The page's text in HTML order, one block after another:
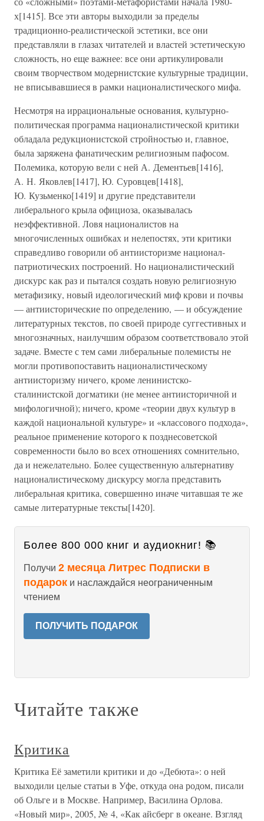
х[1415]. Все эти авторы выходили за пределы
традиционно-реалистической эстетики, все они
представляли в глазах читателей и властей эстетическую
сложность, но еще важнее: все они артикулировали
своим творчеством модернистские культурные традиции,
не вписывавшиеся в рамки националистического мифа.
Несмотря на иррациональные основания, культурно-
политическая программа националистической критики
обладала редукционистской стройностью и, главное,
была заряжена фанатическим религиозным пафосом.
Полемика, которую вели с ней А. Дементьев[1416],
А. Н. Яковлев[1417], Ю. Суровцев[1418],
Ю. Кузьменко[1419] и другие представители
либерального крыла официоза, оказывалась
неэффективной. Ловя националистов на
многочисленных ошибках и нелепостях, эти критики
справедливо говорили об антиисторизме национал-
патриотических построений. Но националистический
дискурс как раз и пытался создать новую религиозную
метафизику, новый идеологический миф крови и почвы
— антиисторические по определению, — и обсуждение
литературных текстов, по своей природе суггестивных и
многозначных, наилучшим образом соответствовало этой
задаче. Вместе с тем сами либеральные полемисты не
могли противопоставить националистическому
антиисторизму ничего, кроме ленинистско-
сталинистской догматики (не менее антиисторичной и
мифологичной); ничего, кроме «теории двух культур в
каждой национальной культуре» и «классового подхода»,
реальное применение которого к позднесоветской
современности было во всех отношениях сомнительно,
да и нежелательно. Более существенную альтернативу
националистическому дискурсу могла представить
либеральная критика, совершенно иначе читавшая те же
самые литературные тексты[1420].
Более 800 000 книг и аудиокниг! 📚
Получи 2 месяца Литрес Подписки в
подарок и наслаждайся неограниченным
чтением
ПОЛУЧИТЬ ПОДАРОК
Читайте также
Критика
Критика Её заметили критики и до «Дебюта»: о ней
выходили целые статьи в Уфе, откуда она родом, писали
об Ольге и в Москве. Например, Василина Орлова.
«Новый мир», 2005, № 4, «Как айсберг в океане. Взгляд